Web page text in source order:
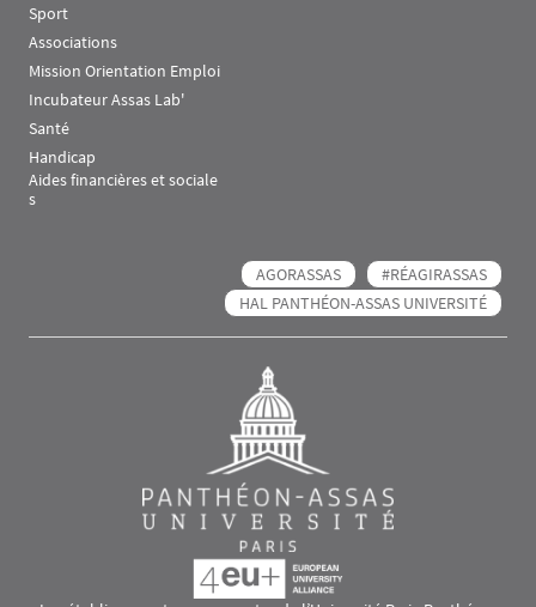
Sport
Associations
Mission Orientation Emploi
Incubateur Assas Lab'
Santé
Handicap
Aides financières et sociale
s
AGORASSAS
#RÉAGIRASSAS
HAL PANTHÉON-ASSAS UNIVERSITÉ